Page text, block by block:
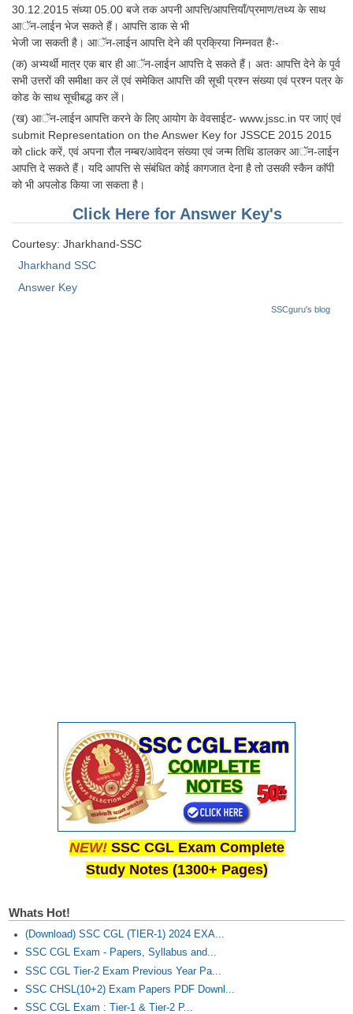
Tier-1 PAPERS
Tier-1 Syllabus
Tier-1 Answer Keys
SSC CGL TIER-2
TIER-2 Papers
TIER-2 Syllabus
CGL Trend Analysis
Junior Hindi Translators (JHT)
Delhi Police Constables
FCI Exam
CAPF / Delhi Police - SI (CPO)
SSC Exam Vacancies
ACIO (IB) Exam
MTS Exam Papers
30.12.2015 संध्या 05.00 बजे तक अपनी आपत्ति/आपत्तियाँ/प्रमाण/तथ्य के साथ
आॅन-लाईन भेज सकते हैं। आपत्ति डाक से भी
भेजी जा सकती है। आॅन-लाईन आपत्ति देने की प्रक्रिया निम्नवत हैः-
(क) अभ्यर्थी मात्र एक बार ही आॅन-लाईन आपत्ति दे सकते हैं। अतः आपत्ति देने के पूर्व
सभी उत्तरों की समीक्षा कर लें एवं समेकित आपत्ति की सूची प्रश्न संख्या एवं प्रश्न पत्र के
कोड के साथ सूचीबद्ध कर लें।
(ख) आॅन-लाईन आपत्ति करने के लिए आयोग के वेवसाईट- www.jssc.in पर जाएं एवं
submit Representation on the Answer Key for JSSCE 2015 2015
को click करें, एवं अपना रौल नम्बर/आवेदन संख्या एवं जन्म तिथि डालकर आॅन-लाईन
आपत्ति दे सकते हैं। यदि आपत्ति से संबंधित कोई कागजात देना है तो उसकी स्कैन काॅपी
को भी अपलोड किया जा सकता है।
Click Here for Answer Key's
Courtesy: Jharkhand-SSC
Jharkhand SSC
Answer Key
SSCguru's blog
NEW! SSC CGL Exam Complete
Study Notes (1300+ Pages)
Whats Hot!
(Download) SSC CGL (TIER-1) 2024 EXA...
SSC CGL Exam - Papers, Syllabus and...
SSC CGL Tier-2 Exam Previous Year Pa...
SSC CHSL(10+2) Exam Papers PDF Downl...
SSC CGL Exam : Tier-1 & Tier-2 P...